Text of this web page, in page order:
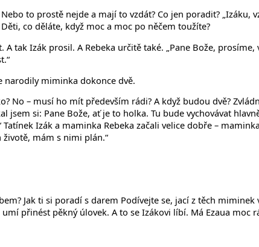
to prostě nejde a mají to vzdát? Co jen poradit? „Izáku,
co děláte, když moc a moc po něčem toužíte?
tak Izák prosil. A Rebeka určitě také. „Pane Bože,
narodily miminka dokonce dvě.
No – musí ho mít především rádi? A když budou dvě?
si: Pane Bože, ať je to holka. Tu bude vychovávat
Izák a maminka Rebeka začali velice dobře –
mám s nimi plán.“
Jak ti si poradí s darem Podívejte se, jací z těch
přinést pěkný úlovek. A to se Izákovi líbí. Má Ezaua moc